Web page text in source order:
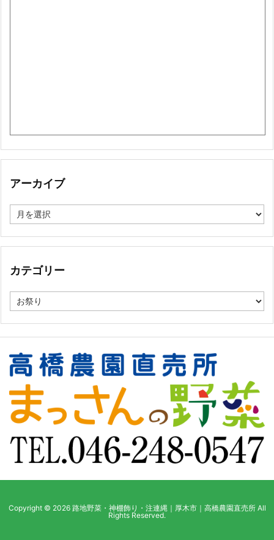
アーカイブ
ー
イ
カテゴリー
テ
Copyright © 2026 路地野菜・神棚飾り・注連縄｜厚木市｜高橋農園直売所All
Rights Reserved.